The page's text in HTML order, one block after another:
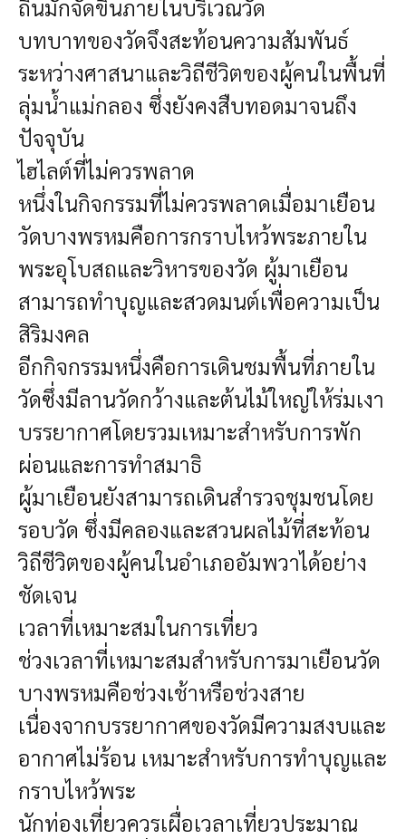
ถิ่นมักจัดขึ้นภายในบริเวณวัด
บทบาทของวัดจึงสะท้อนความสัมพันธ์
ระหว่างศาสนาและวิถีชีวิตของผู้คนในพื้นที่
ลุ่มน้ำแม่กลอง ซึ่งยังคงสืบทอดมาจนถึง
ปัจจุบัน
ไฮไลต์ที่ไม่ควรพลาด
หนึ่งในกิจกรรมที่ไม่ควรพลาดเมื่อมาเยือน
วัดบางพรหมคือการกราบไหว้พระภายใน
พระอุโบสถและวิหารของวัด ผู้มาเยือน
สามารถทำบุญและสวดมนต์เพื่อความเป็น
สิริมงคล
อีกกิจกรรมหนึ่งคือการเดินชมพื้นที่ภายใน
วัดซึ่งมีลานวัดกว้างและต้นไม้ใหญ่ให้ร่มเงา
บรรยากาศโดยรวมเหมาะสำหรับการพัก
ผ่อนและการทำสมาธิ
ผู้มาเยือนยังสามารถเดินสำรวจชุมชนโดย
รอบวัด ซึ่งมีคลองและสวนผลไม้ที่สะท้อน
วิถีชีวิตของผู้คนในอำเภออัมพวาได้อย่าง
ชัดเจน
เวลาที่เหมาะสมในการเที่ยว
ช่วงเวลาที่เหมาะสมสำหรับการมาเยือนวัด
บางพรหมคือช่วงเช้าหรือช่วงสาย
เนื่องจากบรรยากาศของวัดมีความสงบและ
อากาศไม่ร้อน เหมาะสำหรับการทำบุญและ
กราบไหว้พระ
นักท่องเที่ยวควรเผื่อเวลาเที่ยวประมาณ